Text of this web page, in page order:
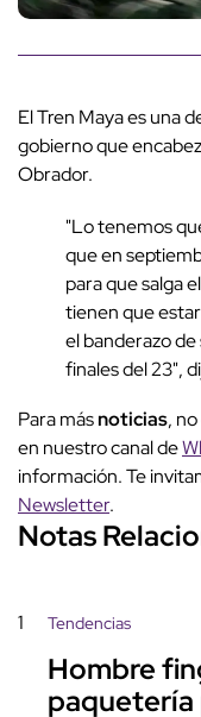
El Tren Maya es una
gobierno que
Obrador.
"Lo tenemos
que en
para que salga
tienen que
el banderazo
finales del 23",
Para másnoticias,
en nuestro canal de
información. Te
Newsletter.
Notas
1 Tendencias
Hombre
paquetería